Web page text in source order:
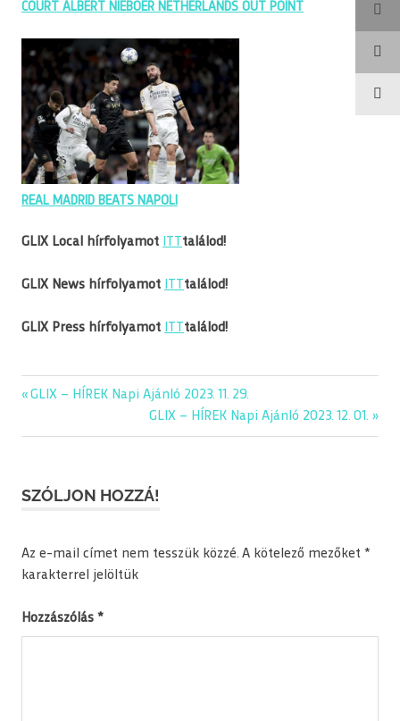
COURT ALBERT NIEBOER NETHERLANDS OUT POINT
REAL MADRID BEATS NAPOLI
GLIX Local hírfolyamot ITT találod!
GLIX News hírfolyamot ITT találod!
GLIX Press hírfolyamot ITT találod!
editorial
napiajanlo
Bejegyzés
navigáció
Previous
GLIX – HÍREK Napi Ajánló 2023. 11. 29.
Next
Post:
GLIX – HÍREK Napi Ajánló 2023. 12. 01.
SZÓLJON HOZZÁ!
Az e-mail címet nem tesszük közzé. A kötelező mezőket *
karakterrel jelöltük
Hozzászólás *